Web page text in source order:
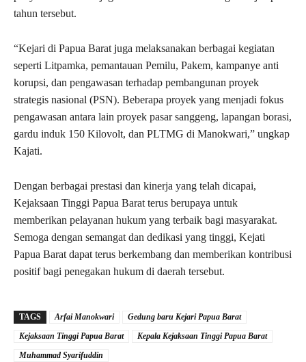
tahun tersebut.
“Kejari di Papua Barat juga melaksanakan berbagai kegiatan
seperti Litpamka, pemantauan Pemilu, Pakem, kampanye anti
korupsi, dan pengawasan terhadap pembangunan proyek
strategis nasional (PSN). Beberapa proyek yang menjadi fokus
pengawasan antara lain proyek pasar sanggeng, lapangan borasi,
gardu induk 150 Kilovolt, dan PLTMG di Manokwari,” ungkap
Kajati.
Dengan berbagai prestasi dan kinerja yang telah dicapai,
Kejaksaan Tinggi Papua Barat terus berupaya untuk
memberikan pelayanan hukum yang terbaik bagi masyarakat.
Semoga dengan semangat dan dedikasi yang tinggi, Kejati
Papua Barat dapat terus berkembang dan memberikan kontribusi
positif bagi penegakan hukum di daerah tersebut.
TAGS Arfai Manokwari
Gedung baru Kejari Papua Barat
Kejaksaan Tinggi Papua Barat
Kepala Kejaksaan Tinggi Papua Barat
Muhammad Syarifuddin